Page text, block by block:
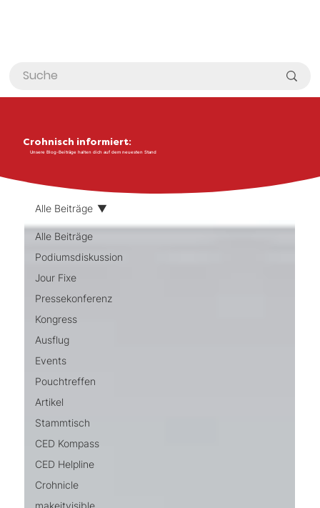
Crohnisch informiert:
Unsere Blog-Beiträge halten dich auf dem neuesten Stand
Alle Beiträge
Podiumsdiskussion
Jour Fixe
Pressekonferenz
Kongress
Ausflug
Events
Pouchtreffen
Artikel
Stammtisch
CED Kompass
CED Helpline
Crohnicle
Alle Beiträge